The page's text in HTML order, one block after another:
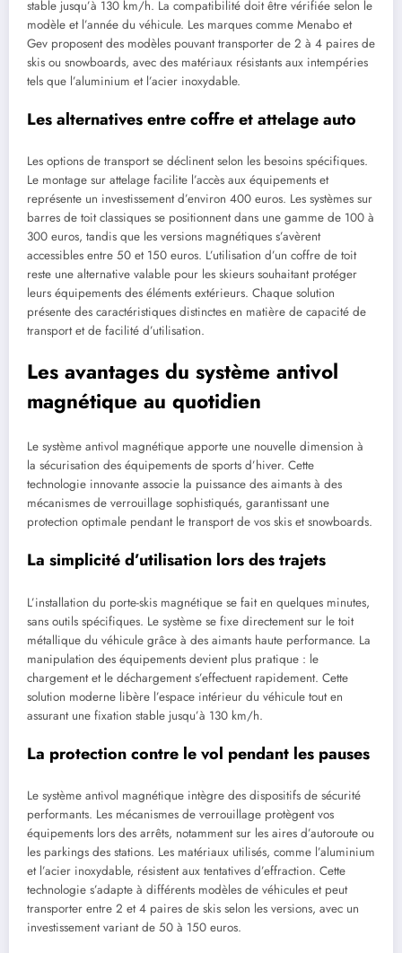
stable jusqu’à 130 km/h. La compatibilité doit être vérifiée selon le
modèle et l’année du véhicule. Les marques comme Menabo et
Gev proposent des modèles pouvant transporter de 2 à 4 paires de
skis ou snowboards, avec des matériaux résistants aux intempéries
tels que l’aluminium et l’acier inoxydable.
Les alternatives entre coffre et attelage auto
Les options de transport se déclinent selon les besoins spécifiques.
Le montage sur attelage facilite l’accès aux équipements et
représente un investissement d’environ 400 euros. Les systèmes sur
barres de toit classiques se positionnent dans une gamme de 100 à
300 euros, tandis que les versions magnétiques s’avèrent
accessibles entre 50 et 150 euros. L’utilisation d’un coffre de toit
reste une alternative valable pour les skieurs souhaitant protéger
leurs équipements des éléments extérieurs. Chaque solution
présente des caractéristiques distinctes en matière de capacité de
transport et de facilité d’utilisation.
Les avantages du système antivol
magnétique au quotidien
Le système antivol magnétique apporte une nouvelle dimension à
la sécurisation des équipements de sports d’hiver. Cette
technologie innovante associe la puissance des aimants à des
mécanismes de verrouillage sophistiqués, garantissant une
protection optimale pendant le transport de vos skis et snowboards.
La simplicité d’utilisation lors des trajets
L’installation du porte-skis magnétique se fait en quelques minutes,
sans outils spécifiques. Le système se fixe directement sur le toit
métallique du véhicule grâce à des aimants haute performance. La
manipulation des équipements devient plus pratique : le
chargement et le déchargement s’effectuent rapidement. Cette
solution moderne libère l’espace intérieur du véhicule tout en
assurant une fixation stable jusqu’à 130 km/h.
La protection contre le vol pendant les pauses
Le système antivol magnétique intègre des dispositifs de sécurité
performants. Les mécanismes de verrouillage protègent vos
équipements lors des arrêts, notamment sur les aires d’autoroute ou
les parkings des stations. Les matériaux utilisés, comme l’aluminium
et l’acier inoxydable, résistent aux tentatives d’effraction. Cette
technologie s’adapte à différents modèles de véhicules et peut
transporter entre 2 et 4 paires de skis selon les versions, avec un
investissement variant de 50 à 150 euros.